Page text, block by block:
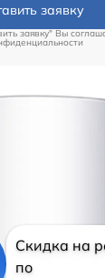
заявку
заявку" Вы
Скидка на
по